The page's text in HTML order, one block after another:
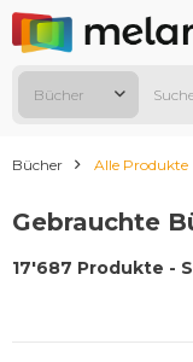
Bücher
Bücher Alle Produkte
Gebrauchte
17'687 Produkte -